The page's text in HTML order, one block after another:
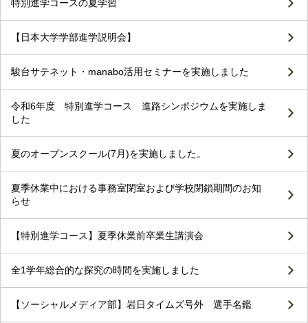
特別進学コースの夏学習
【日本大学学部進学説明会】
駿台サテネット・manabo活用セミナーを実施しました
令和6年度 特別進学コース 進路シンポジウムを実施しま
した
夏のオープンスクール(7月)を実施しました。
夏季休業中における事務室閉室および学校閉鎖期間のお知
らせ
【特別進学コース】夏季休業前卒業生講演会
全1学年総合的な探究の時間を実施しました
【ソーシャルメディア部】岩日タイムズ号外 選手名鑑